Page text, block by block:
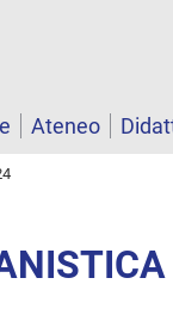
Ateneo